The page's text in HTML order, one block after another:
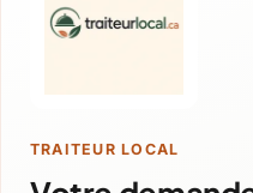
TRAITEUR LOCAL